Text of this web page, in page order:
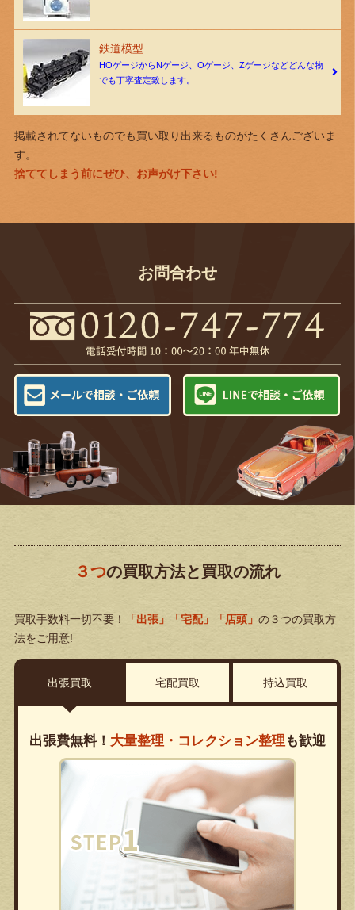
鉄道模型
HOゲージからNゲージ、Oゲージ、Zゲージなどどんな物
でも丁寧査定致します。
掲載されてないものでも買い取り出来るものがたくさんございま
す。
捨ててしまう前にぜひ、お声がけ下さい!
お問合わせ
３つの買取方法と買取の流れ
買取手数料一切不要！ 「出張」「宅配」「店頭」 の３つの買取方
法をご用意!
出張買取 宅配買取 持込買取
出張費無料！ 大量整理・コレクション整理 も歓迎